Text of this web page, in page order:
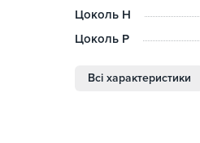
Цоколь H
Цоколь P
Всі характеристики